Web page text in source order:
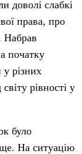
доволі слабкі
права, про
Набрав
початку
у різних
рівності у
було
На ситуацію